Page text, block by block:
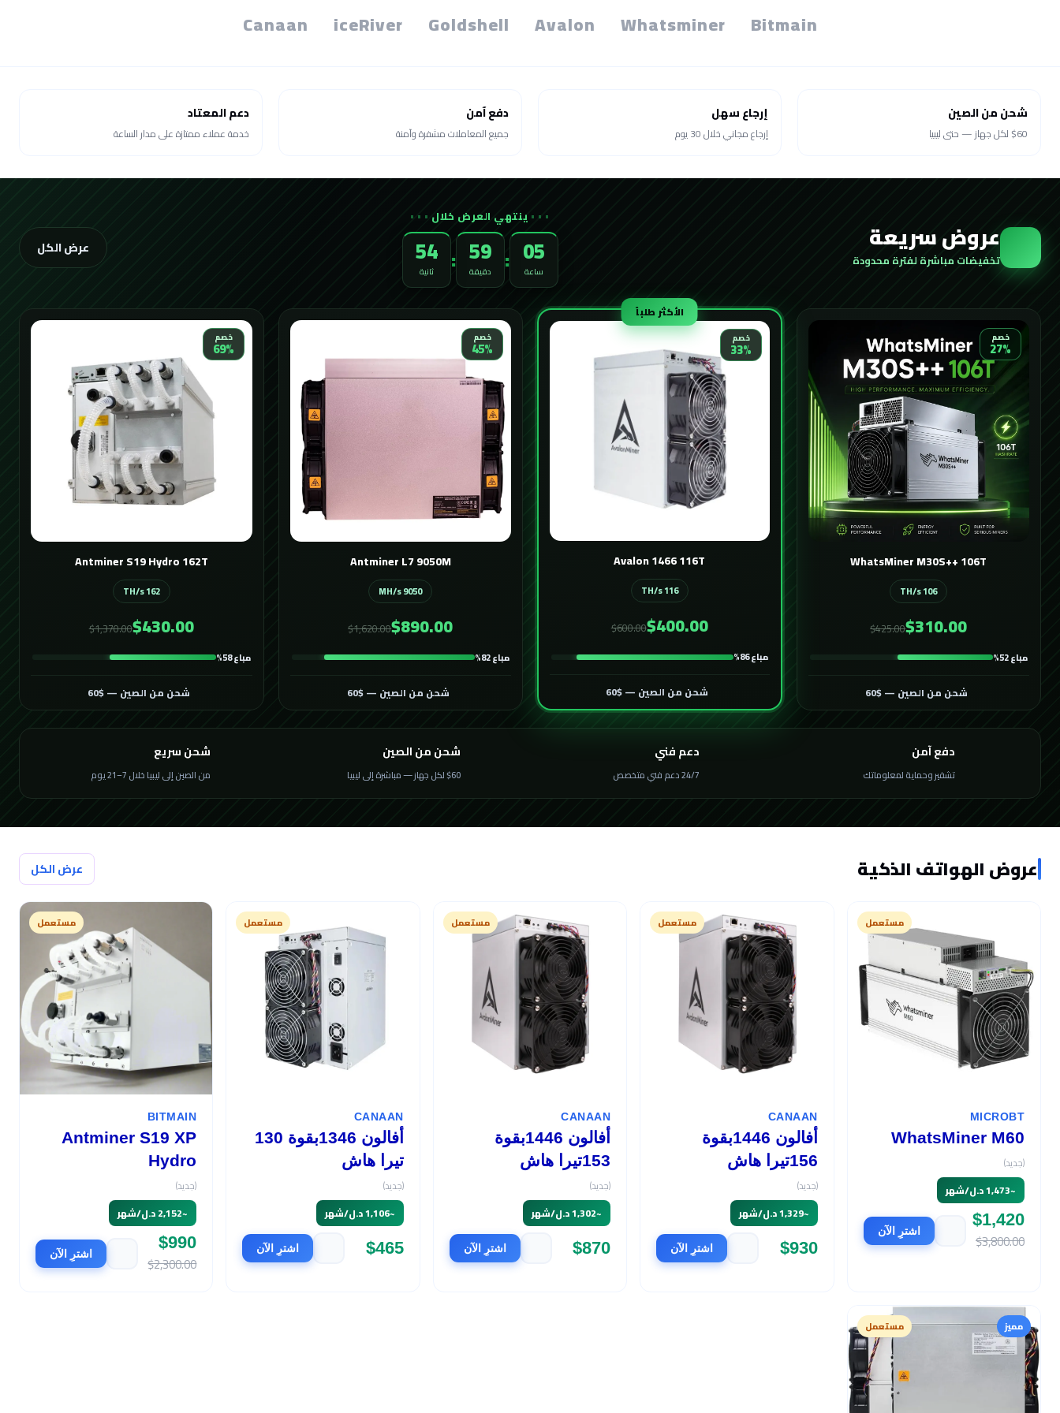
Bitmain
Whatsminer
Avalon
Goldshell
iceRiver
Canaan
شحن من الصين
$60 لكل جهاز — حتى ليبيا
إرجاع سهل
إرجاع مجاني خلال 30 يوم
دفع آمن
جميع المعاملات مشفرة وآمنة
دعم المعتاد
خدمة عملاء ممتازة على مدار الساعة
عروض سريعة
تخفيضات مباشرة لفترة محدودة
ينتهي العرض خلال
05
ساعة :
59
دقيقة :
52
ثانية
عرض الكل
خصم
27%
WhatsMiner M30S++ 106T
106 TH/s
$310.00
$425.00
مباع 52%
شحن من الصين — $60
الأكثر طلباً
خصم
33%
Avalon 1466 116T
116 TH/s
$400.00
$600.00
مباع 86%
شحن من الصين — $60
خصم
45%
Antminer L7 9050M
9050 MH/s
$890.00
$1,620.00
مباع 82%
شحن من الصين — $60
خصم
69%
Antminer S19 Hydro 162T
162 TH/s
$430.00
$1,370.00
مباع 58%
شحن من الصين — $60
دفع آمن
تشفير وحماية لمعلوماتك
دعم فني
24/7 دعم فني متخصص
شحن من الصين
$60 لكل جهاز — مباشرة إلى ليبيا
شحن سريع
من الصين إلى ليبيا خلال 7–21 يوم
عروض الهواتف الذكية عرض الكل
مستعمل
MICROBT
WhatsMiner M60
(جديد)
~1,473 د.ل/شهر
$1,420
$3,800.00 اشترِ الآن
مستعمل
CANAAN
أفالون 1446بقوة
156تيرا هاش
(جديد)
~1,329 د.ل/شهر
$930 اشترِ الآن
مستعمل
CANAAN
أفالون 1446بقوة
153تيرا هاش
(جديد)
~1,302 د.ل/شهر
$870 اشترِ الآن
مستعمل
CANAAN
أفالون 1346بقوة 130
تيرا هاش
(جديد)
~1,106 د.ل/شهر
$465 اشترِ الآن
مستعمل
BITMAIN
Antminer S19 XP
Hydro
(جديد)
~2,152 د.ل/شهر
$990
$2,300.00 اشترِ الآن
مميز مستعمل